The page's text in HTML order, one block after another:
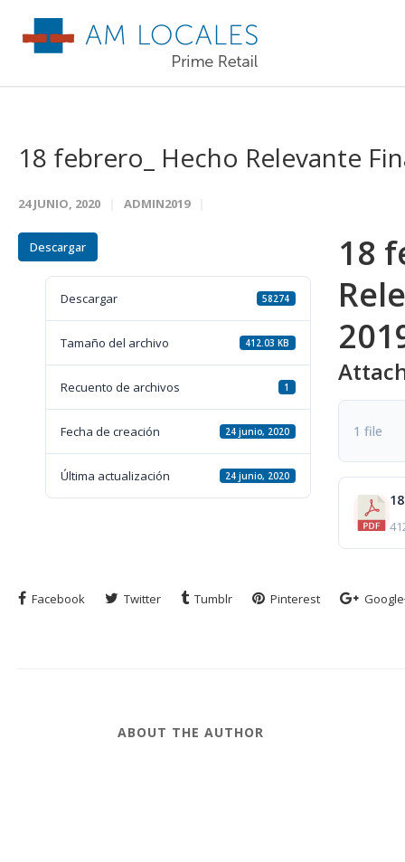
18 febrero_ Hecho Relevante
24 JUNIO, 2020 ADMIN2019
Descargar
Descargar 58274
Tamaño del archivo 412.03 KB
Recuento de archivos 1
Fecha de creación 24 junio, 2020
Última actualización 24 junio, 2020
18
1 file
Facebook Twitter Tumblr Pinterest
ABOUT THE AUTHOR